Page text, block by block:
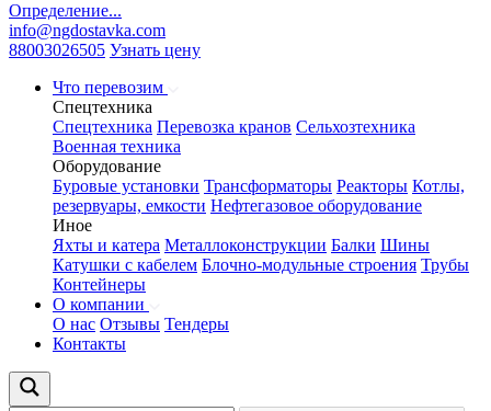
Определение...
info@ngdostavka.com
88003026505 Узнать цену
Что перевозим
Спецтехника
Спецтехника Перевозка кранов Сельхозтехника
Военная техника
Оборудование
Буровые установки Трансформаторы Реакторы Котлы,
резервуары, емкости Нефтегазовое оборудование
Иное
Яхты и катера Металлоконструкции Балки Шины
Катушки с кабелем Блочно-модульные строения Трубы
Контейнеры
О компании
О нас Отзывы Тендеры
Контакты